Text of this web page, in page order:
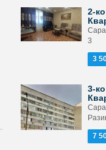
2-
3
3
3-
7